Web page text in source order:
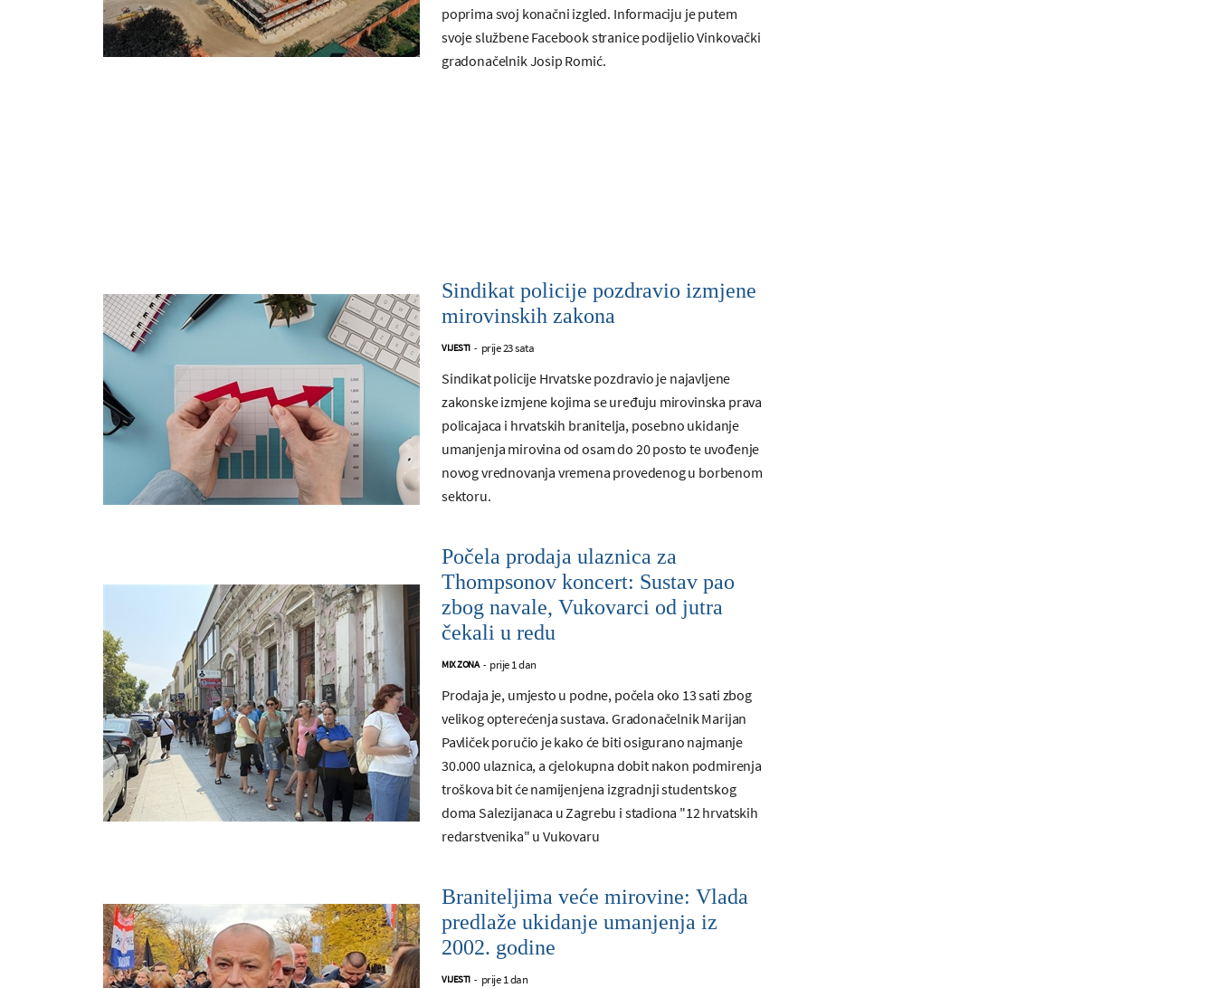
poprima svoj konačni izgled. Informaciju je putem
svoje službene Facebook stranice podijelio Vinkovački
gradonačelnik Josip Romić.
Sindikat policije pozdravio izmjene
mirovinskih zakona
VIJESTI - prije 23 sata
Sindikat policije Hrvatske pozdravio je najavljene
zakonske izmjene kojima se uređuju mirovinska prava
policajaca i hrvatskih branitelja, posebno ukidanje
umanjenja mirovina od osam do 20 posto te uvođenje
novog vrednovanja vremena provedenog u borbenom
sektoru.
Počela prodaja ulaznica za
Thompsonov koncert: Sustav pao
zbog navale, Vukovarci od jutra
čekali u redu
MIX ZONA - prije 1 dan
Prodaja je, umjesto u podne, počela oko 13 sati zbog
velikog opterećenja sustava. Gradonačelnik Marijan
Pavliček poručio je kako će biti osigurano najmanje
30.000 ulaznica, a cjelokupna dobit nakon podmirenja
troškova bit će namijenjena izgradnji studentskog
doma Salezijanaca u Zagrebu i stadiona "12 hrvatskih
redarstvenika" u Vukovaru
Braniteljima veće mirovine: Vlada
predlaže ukidanje umanjenja iz
2002. godine
VIJESTI - prije 1 dan